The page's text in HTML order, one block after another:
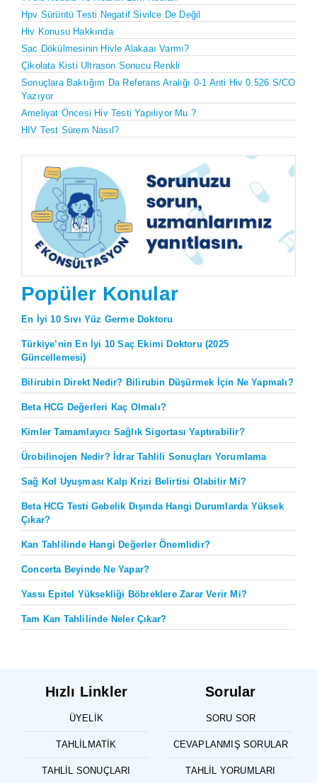
Hpv Sürüntü Testi Negatif Sivilce De Değil
Hiv Konusu Hakkında
Sac Dökülmesinin Hivle Alakaaı Varmı?
Çikolata Kisti Ultrason Sonucu Renkli
Sonuçlara Baktığım Da Referans Aralığı 0-1 Anti Hiv 0.526 S/CO
Yazıyor
Ameliyat Öncesi Hiv Testi Yapılıyor Mu ?
HIV Test Sürem Nasıl?
Popüler Konular
En İyi 10 Sıvı Yüz Germe Doktoru
Türkiye’nin En İyi 10 Saç Ekimi Doktoru (2025
Güncellemesi)
Bilirubin Direkt Nedir? Bilirubin Düşürmek İçin Ne Yapmalı?
Beta HCG Değerleri Kaç Olmalı?
Kimler Tamamlayıcı Sağlık Sigortası Yaptırabilir?
Ürobilinojen Nedir? İdrar Tahlili Sonuçları Yorumlama
Sağ Kol Uyuşması Kalp Krizi Belirtisi Olabilir Mi?
Beta HCG Testi Gebelik Dışında Hangi Durumlarda Yüksek
Çıkar?
Kan Tahlilinde Hangi Değerler Önemlidir?
Concerta Beyinde Ne Yapar?
Yassı Epitel Yüksekliği Böbreklere Zarar Verir Mi?
Tam Kan Tahlilinde Neler Çıkar?
Hızlı Linkler
ÜYELIK
TAHLILMATIK
TAHLIL SONUÇLARI
Sorular
SORU SOR
CEVAPLANMIŞ SORULAR
TAHLIL YORUMLARI